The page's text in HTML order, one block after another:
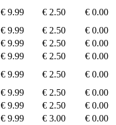
€ 9.99 € 2.50
€ 0.00
€ 9.99 € 2.50
€ 0.00
€ 9.99 € 2.50
€ 0.00
€ 9.99 € 2.50
€ 0.00
€ 9.99 € 2.50
€ 0.00
€ 9.99 € 2.50
€ 0.00
€ 9.99 € 2.50
€ 0.00
€ 9.99 € 3.00
€ 0.00